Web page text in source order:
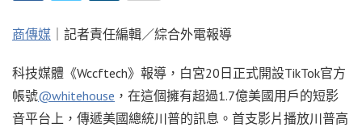
商傳媒 ｜記者責任編輯／綜合外電報導
科技媒體《Wccftech》報導，白宮20日正式開設TikTok官方
帳號@whitehouse ，在這個擁有超過1.7億美國用戶的短影
音平台上，傳遞美國總統川普的訊息。首支影片播放川普高